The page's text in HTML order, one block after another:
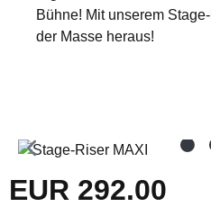
Bühne! Mit unserem
der Masse heraus!
Bildergalerie überspringen
Regulärer Preis:
EUR 292.00